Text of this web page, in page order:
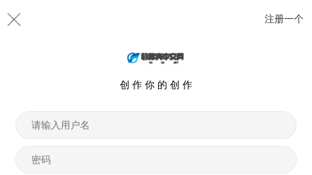
注册一个
创 作 你 的 创 作